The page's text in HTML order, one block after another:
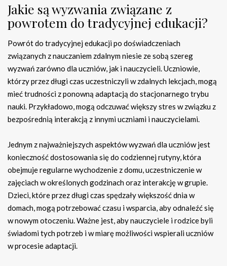
Jakie są wyzwania związane z
powrotem do tradycyjnej edukacji?
Powrót do tradycyjnej edukacji po doświadczeniach
związanych z nauczaniem zdalnym niesie ze sobą szereg
wyzwań zarówno dla uczniów, jak i nauczycieli. Uczniowie,
którzy przez długi czas uczestniczyli w zdalnych lekcjach, mogą
mieć trudności z ponowną adaptacją do stacjonarnego trybu
nauki. Przykładowo, mogą odczuwać większy stres w związku z
bezpośrednią interakcją z innymi uczniami i nauczycielami.
Jednym z najważniejszych aspektów wyzwań dla uczniów jest
konieczność dostosowania się do codziennej rutyny, która
obejmuje regularne wychodzenie z domu, uczestniczenie w
zajęciach w określonych godzinach oraz interakcję w grupie.
Dzieci, które przez długi czas spędzały większość dnia w
domach, mogą potrzebować czasu i wsparcia, aby odnaleźć się
w nowym otoczeniu. Ważne jest, aby nauczyciele i rodzice byli
świadomi tych potrzeb i w miarę możliwości wspierali uczniów
w procesie adaptacji.